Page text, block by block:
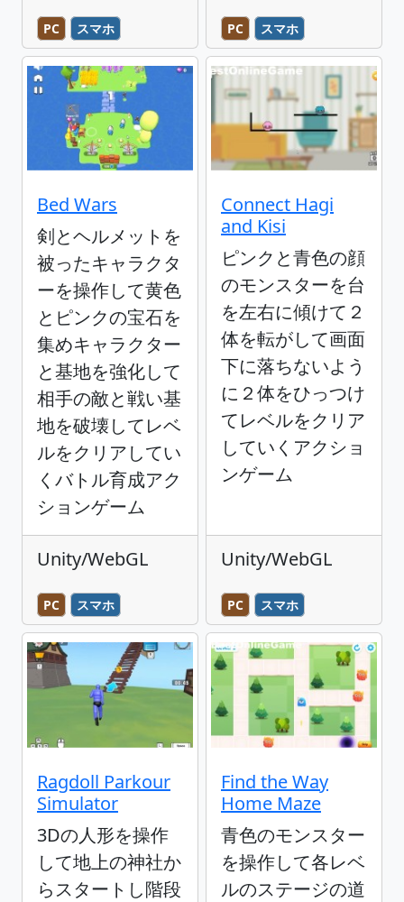
PC スマホ PC スマホ
Bed Wars
剣とヘルメットを
被ったキャラクタ
ーを操作して黄色
とピンクの宝石を
集めキャラクター
と基地を強化して
相手の敵と戦い基
地を破壊してレベ
ルをクリアしてい
くバトル育成アク
ションゲーム
Unity/WebGL
PC スマホ
Connect Hagi
and Kisi
ピンクと青色の顔
のモンスターを台
を左右に傾けて２
体を転がして画面
下に落ちないよう
に２体をひっつけ
てレベルをクリア
していくアクショ
ンゲーム
Unity/WebGL
PC スマホ
Ragdoll Parkour
Simulator
3Dの人形を操作
して地上の神社か
らスタートし階段
Find the Way
Home Maze
青色のモンスター
を操作して各レベ
ルのステージの道